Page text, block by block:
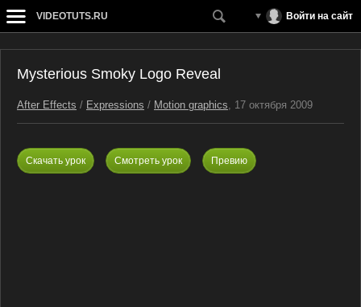
VIDEOTUTS.RU Войти на сайт
Mysterious Smoky Logo Reveal
After Effects / Expressions / Motion graphics, 17 октября 2009
Скачать урок Смотреть урок Превию